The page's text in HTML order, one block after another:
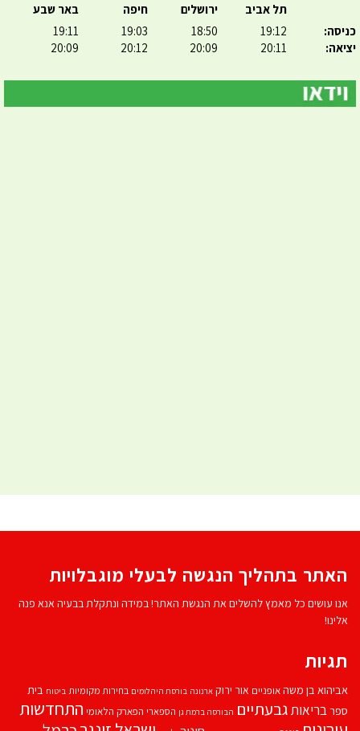
כניסה:
יציאה:
תל אביב
19:12
20:11
ירושלים
18:50
20:09
חיפה
19:03
20:12
באר שבע
19:11
20:09
האתר בתהליך הנגשה לבעלי מוגבלויות
אנו עושים כל מאמץ להשלים את הנגשת האתר! במידה ונתקלת בבעיה אנא פנה
אלינו!
תגיות
אביהוא בן משהאופניים אור ירוק ארנונה בורסת היהלומים בחירות מקומיות ביטוח בית
ספרבריאותגבעתיים הבורסה ברמת גן הספארי הפארק הלאומי התחדשות